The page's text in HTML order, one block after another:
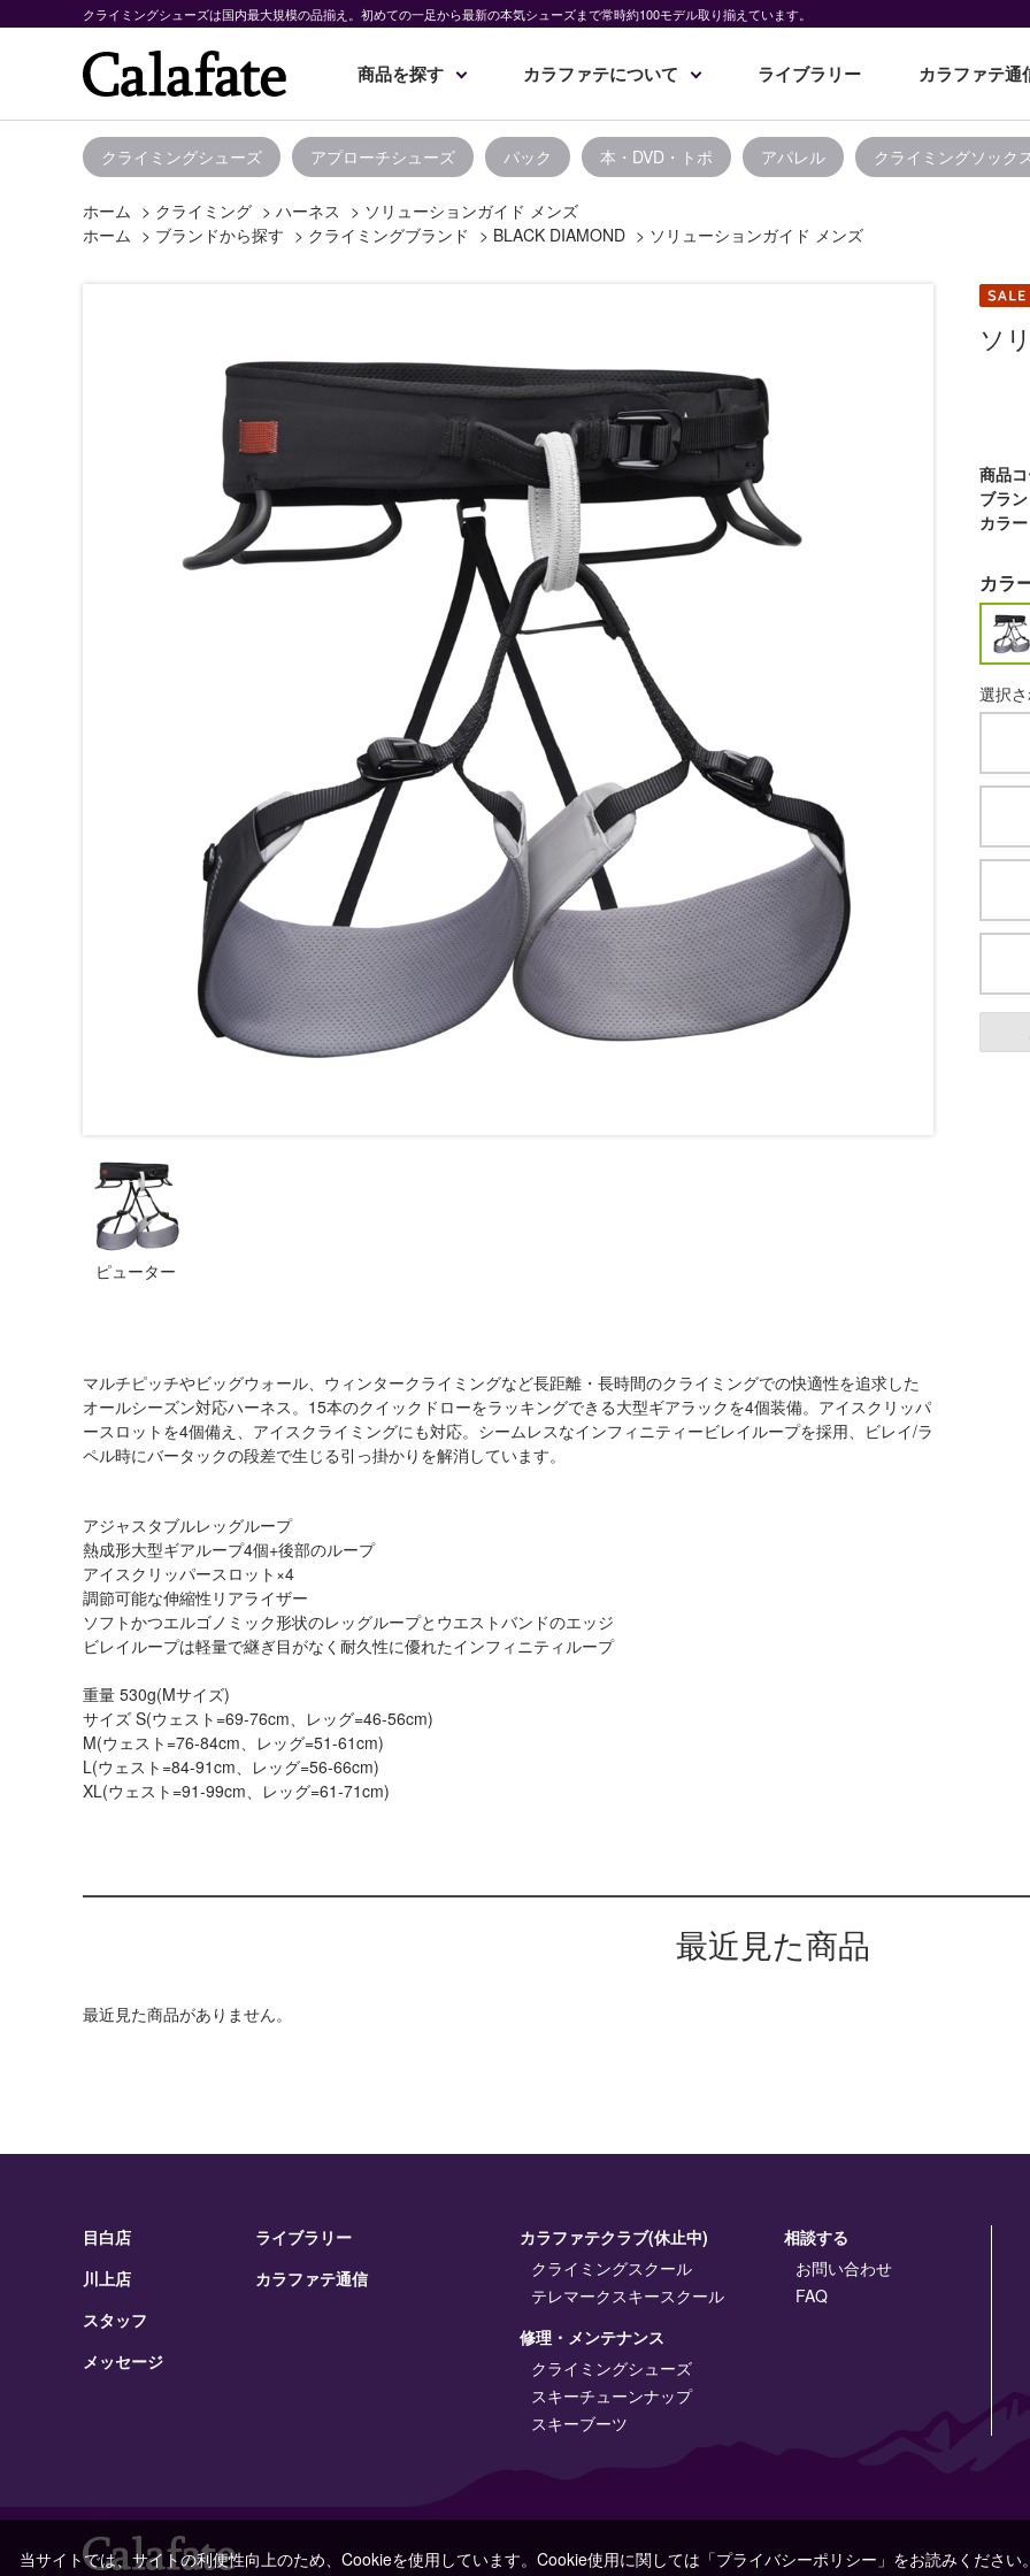
クライミングシューズは国内最大規模の品揃え。初めての一足から最新の本気シューズまで常時約100モデル取り揃えています。
商品を探す カラファテについて ライブラリー カラファテ通
クライミングシューズ アプローチシューズ パック 本・DVD・トポ アパレル クライミングソック
ホーム > クライミング > ハーネス > ソリューションガイド メンズ
ホーム > ブランドから探す > クライミングブランド > BLACK DIAMOND > ソリューションガイド メンズ
ピューター
マルチピッチやビッグウォール、ウィンタークライミングなど長距離・長時間のクライミングでの快適性を追求した
オールシーズン対応ハーネス。15本のクイックドローをラッキングできる大型ギアラックを4個装備。アイスクリッパ
ースロットを4個備え、アイスクライミングにも対応。シームレスなインフィニティービレイループを採用、ビレイ/ラ
ペル時にバータックの段差で生じる引っ掛かりを解消しています。
アジャスタブルレッグループ
熱成形大型ギアループ4個+後部のループ
アイスクリッパースロット×4
調節可能な伸縮性リアライザー
ソフトかつエルゴノミック形状のレッグループとウエストバンドのエッジ
ビレイループは軽量で継ぎ目がなく耐久性に優れたインフィニティループ
重量 530g(Mサイズ)
サイズ S(ウェスト=69-76cm、レッグ=46-56cm)
M(ウェスト=76-84cm、レッグ=51-61cm)
L(ウェスト=84-91cm、レッグ=56-66cm)
XL(ウェスト=91-99cm、レッグ=61-71cm)
ソ
商品
ブラ
カラー
カラ
選択
最近見た商品
最近見た商品がありません。
目白店
川上店
スタッフ
メッセージ
ライブラリー
カラファテ通信
カラファテクラブ(休止中)
クライミングスクール
テレマークスキースクール
修理・メンテナンス
クライミングシューズ
スキーチューンナップ
スキーブーツ
相談する
お問い合わせ
FAQ
当サイトでは、サイトの利便性向上のため、Cookieを使用しています。Cookie使用に関しては「プライバシーポリシー」をお読みください。